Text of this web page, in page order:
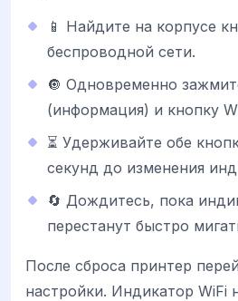
📱 Найдите на корпусе
беспроводной сети.
🔘 Одновременно
(информация) и кнопку
⏳ Удерживайте обе
секунд до изменения
🔄 Дождитесь, пока
перестанут быстро
После сброса принтер
настройки. Индикатор WiFi